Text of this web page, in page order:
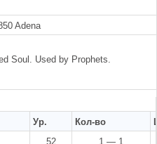
Adena
Soul. Used by Prophets.
Ур. Кол-во
52 1 — 1